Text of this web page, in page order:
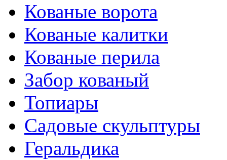
Кованые ворота
Кованые калитки
Кованые перила
Забор кованый
Топиары
Садовые скульптуры
Геральдика